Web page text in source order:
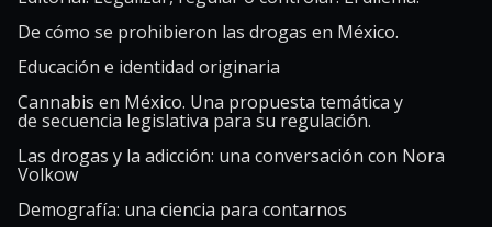
De cómo se prohibieron las drogas en México.
Educación e identidad originaria
Cannabis en México. Una propuesta temática y
de secuencia legislativa para su regulación.
Las drogas y la adicción: una conversación con Nora
Volkow
Demografía: una ciencia para contarnos